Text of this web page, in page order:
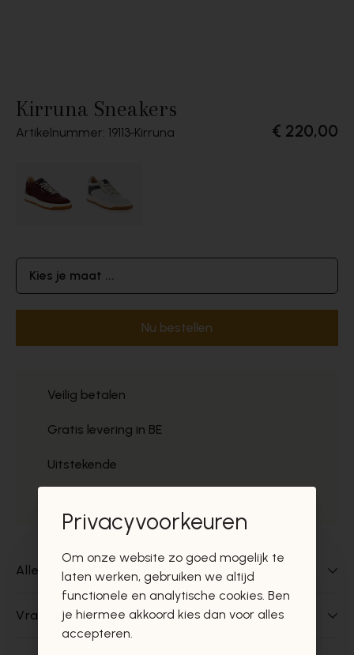
Kirruna Sneakers
Artikelnummer: 19113 Kirruna € 220,00
Kies je maat ...
Nu bestellen
Veilig betalen
Gratis levering in BE
Uitstekende
Alles over dit product
Vragen over dit product?
Privacyvoorkeuren
Om onze website zo goed mogelijk te
laten werken, gebruiken we altijd
functionele en analytische cookies. Ben
je hiermee akkoord kies dan voor alles
accepteren.